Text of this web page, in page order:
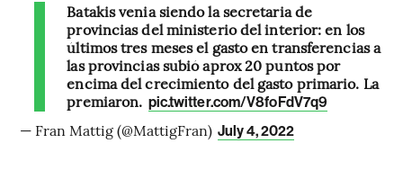
Batakis venia siendo la secretaria de
provincias del ministerio del interior: en los
últimos tres meses el gasto en transferencias a
las provincias subió aprox 20 puntos por
encima del crecimiento del gasto primario. La
premiaron. pic.twitter.com/V8foFdV7q9
— Fran Mattig (@MattigFran) July 4, 2022